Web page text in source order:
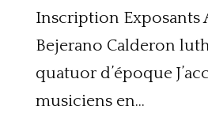
Inscription Exposants
Bejerano Calderon
quatuor d’époque
musiciens en...